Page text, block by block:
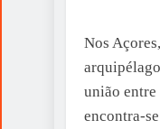
Nos
união entre
encontra-